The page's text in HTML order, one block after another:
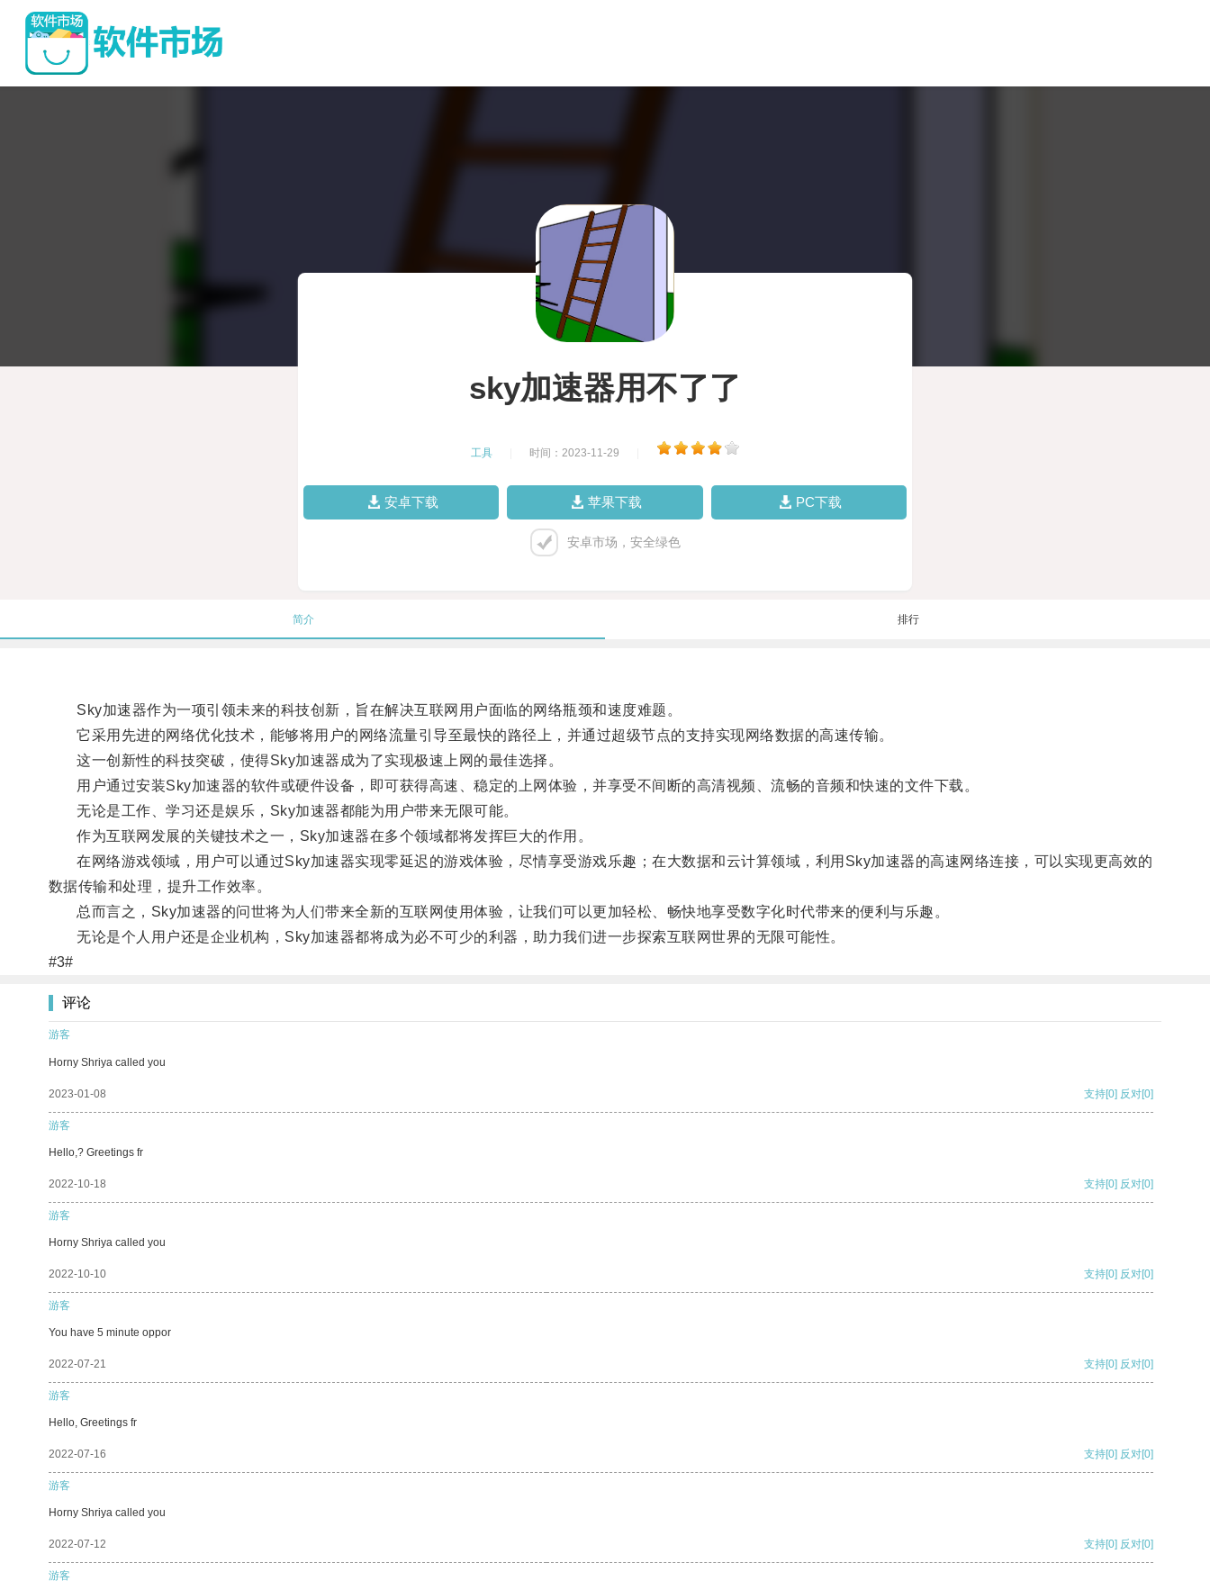
sky加速器用不了了
工具 时间：2023-11-29
安卓下载 苹果下载 PC下载
安卓市场，安全绿色
简介 排行
Sky加速器作为一项引领未来的科技创新，旨在解决互联网用户面临的网络瓶颈和速度难题。
它采用先进的网络优化技术，能够将用户的网络流量引导至最快的路径上，并通过超级节点的支持实现网络数据的高速传输。
这一创新性的科技突破，使得Sky加速器成为了实现极速上网的最佳选择。
用户通过安装Sky加速器的软件或硬件设备，即可获得高速、稳定的上网体验，并享受不间断的高清视频、流畅的音频和快速的文件下载。
无论是工作、学习还是娱乐，Sky加速器都能为用户带来无限可能。
作为互联网发展的关键技术之一，Sky加速器在多个领域都将发挥巨大的作用。
在网络游戏领域，用户可以通过Sky加速器实现零延迟的游戏体验，尽情享受游戏乐趣；在大数据和云计算领域，利用Sky加速器的高速网络连接，可以实现更高效的
数据传输和处理，提升工作效率。
总而言之，Sky加速器的问世将为人们带来全新的互联网使用体验，让我们可以更加轻松、畅快地享受数字化时代带来的便利与乐趣。
无论是个人用户还是企业机构，Sky加速器都将成为必不可少的利器，助力我们进一步探索互联网世界的无限可能性。
#3#
评论
游客
Horny Shriya called you
2023-01-08 支持[0] 反对[0]
游客
Hello,? Greetings fr
2022-10-18 支持[0] 反对[0]
游客
Horny Shriya called you
2022-10-10 支持[0] 反对[0]
游客
You have 5 minute oppor
2022-07-21 支持[0] 反对[0]
游客
Hello, Greetings fr
2022-07-16 支持[0] 反对[0]
游客
Horny Shriya called you
2022-07-12 支持[0] 反对[0]
游客